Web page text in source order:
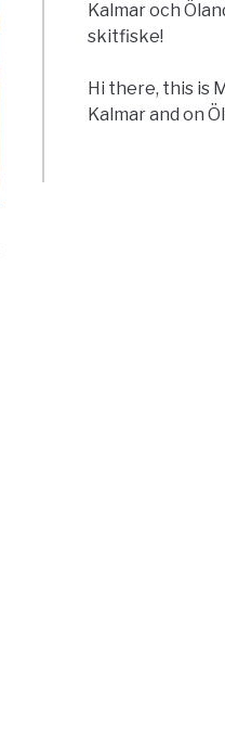
Kalmar och
skitfiske!
Hi there, this is
Kalmar and on